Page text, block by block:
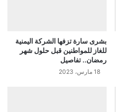
بشرى سارة تزفها الشركة اليمنية
للغاز للمواطنين قبل حلول شهر
رمضان.. تفاصيل
18 مارس، 2023